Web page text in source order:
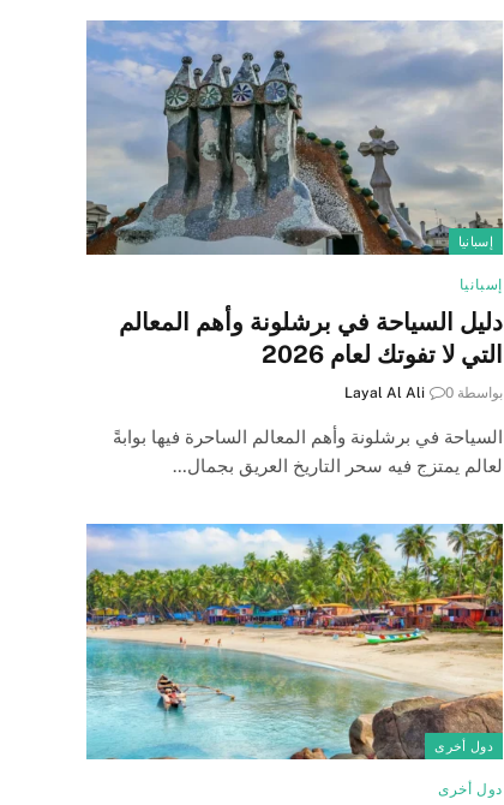
إسبانيا
إسبانيا
دليل السياحة في برشلونة وأهم المعالم
التي لا تفوتك لعام 2026
بواسطة Layal Al Ali 0
السياحة في برشلونة وأهم المعالم الساحرة فيها بوابةً
لعالم يمتزج فيه سحر التاريخ العريق بجمال…
دول أخرى
دول أخرى